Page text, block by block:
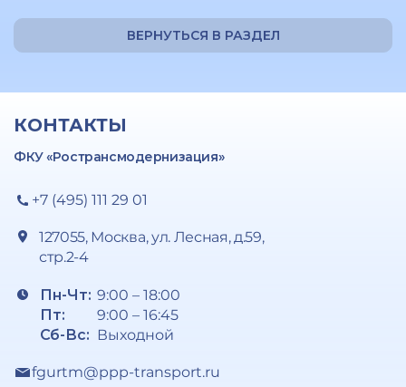
ВЕРНУТЬСЯ В РАЗДЕЛ
КОНТАКТЫ
ФКУ «Ространсмодернизация»
+7 (495) 111 29 01
127055, Москва, ул. Лесная, д.59,
стр.2-4
Пн-Чт:
Пт:
Сб-Вс:
9:00 – 18:00
9:00 – 16:45
Выходной
fgurtm@ppp-transport.ru